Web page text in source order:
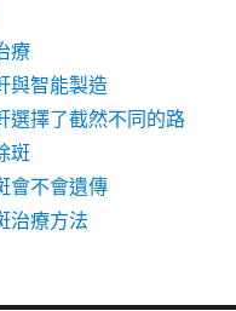
療
與智能製造
選擇了截然不同的路
斑
會不會遺傳
治療方法